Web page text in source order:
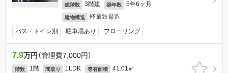
総階数 3階建 築年数 5年6ヶ月
建物構造 軽量鉄骨造
バス・トイレ別 駐車場あり フローリング
7.9万円 （管理費7,000円）
階数 1階 間取り 1LDK 専有面積 41.01㎡